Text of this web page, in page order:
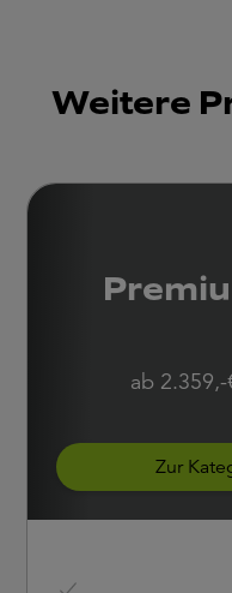
Weitere
ab 2.359,-
Zur